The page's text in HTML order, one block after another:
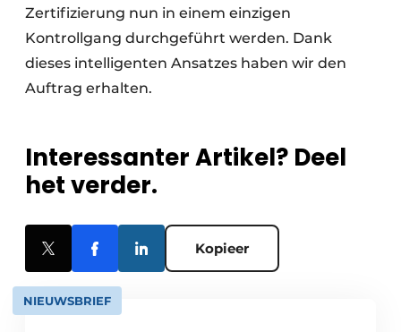
Zertifizierung nun in einem einzigen
Kontrollgang durchgeführt werden. Dank
dieses intelligenten Ansatzes haben wir den
Auftrag erhalten.
Interessanter Artikel? Deel
het verder.
Kopieer
NIEUWSBRIEF